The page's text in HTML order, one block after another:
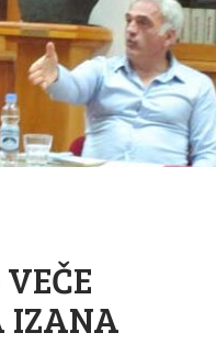
IZANA